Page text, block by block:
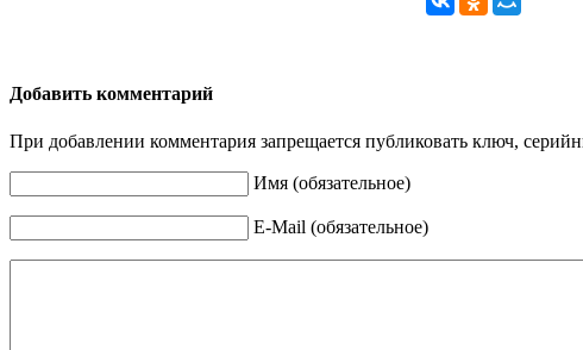
Добавить комментарий
При добавлении комментария запрещается публиковать ключ,
Имя (обязательное)
E-Mail (обязательное)